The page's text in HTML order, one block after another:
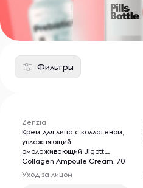
Фильтры
Zenzia
Крем для лица с коллагеном,
увлажняющий,
омолаживающий Jigott
Collagen Ampoule Cream, 70
мл
Уход за лицом